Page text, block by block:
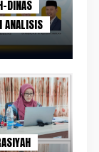
ANALISIS